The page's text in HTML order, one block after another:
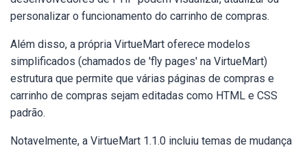
personalizar o funcionamento do carrinho de compras.
Além disso, a própria VirtueMart oferece modelos
simplificados (chamados de 'fly pages' na VirtueMart)
estrutura que permite que várias páginas de compras e
carrinho de compras sejam editadas como HTML e CSS
padrão.
Notavelmente, a VirtueMart 1.1.0 incluiu temas de mudança